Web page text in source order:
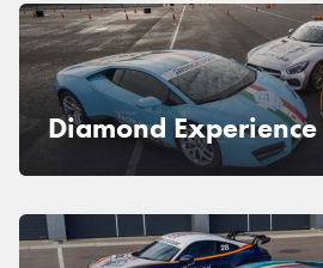
Diamond Experience